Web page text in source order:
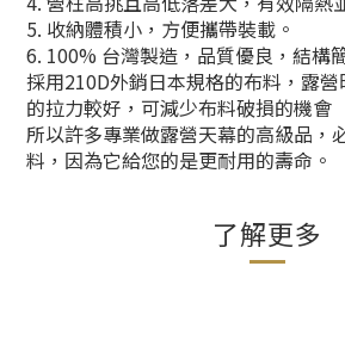
5. 收納體積小，方便攜帶裝載。
6. 100% 台灣製造，品質優良，結構
採用210D外銷日本規格的布料，露
的拉力較好，可減少布料破損的機會
所以許多專業做露營天幕的高級品，
料，因為它給您的是更耐用的壽命。
了解更多